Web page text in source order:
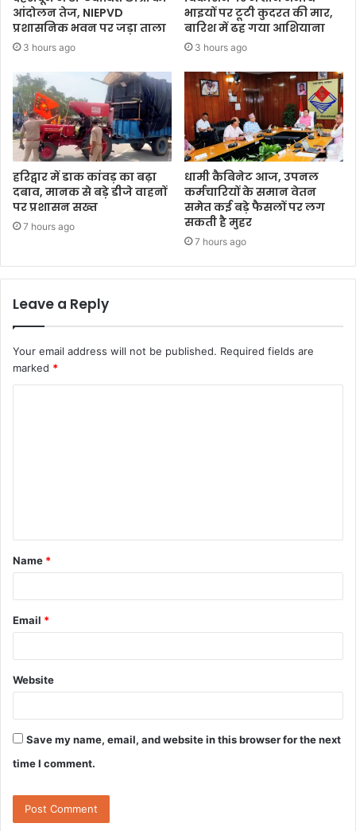
आंदोलन तेज, NIEPVD
प्रशासनिक भवन पर जड़ा ताला
3 hours ago
भाइयों पर टूटी कुदरत की मार,
बारिश में ढह गया आशियाना
3 hours ago
हरिद्वार में डाक कांवड़ का बढ़ा
दबाव, मानक से बड़े डीजे वाहनों
पर प्रशासन सख्त
7 hours ago
धामी कैबिनेट आज, उपनल
कर्मचारियों के समान वेतन
समेत कई बड़े फैसलों पर लग
सकती है मुहर
7 hours ago
Leave a Reply
Your email address will not be published. Required fields are
marked *
t
*
Name *
Email *
Website
Save my name, email, and website in this browser for the next
time I comment.